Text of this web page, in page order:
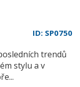
ID: SP0750
trendů
stylu a v